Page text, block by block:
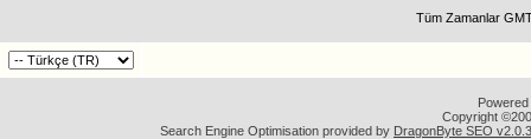
Tüm Zamanlar
Copyright
Search Engine Optimisation provided by DragonByte SEO